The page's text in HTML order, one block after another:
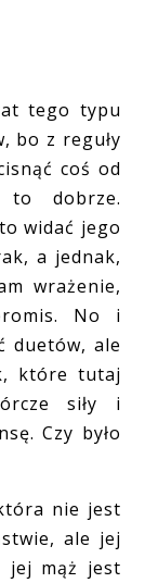
tego typu
bo z reguły
coś od
to dobrze.
widać jego
a jednak,
wrażenie,
No i
duetów, ale
które tutaj
siły i
Czy było
nie jest
ale jej
jej mąż jest